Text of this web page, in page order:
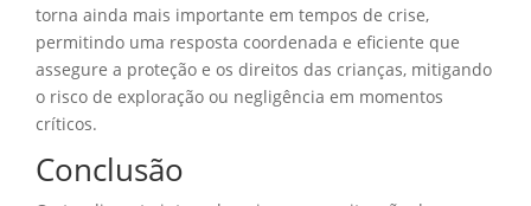
torna ainda mais importante em tempos de crise,
permitindo uma resposta coordenada e eficiente que
assegure a proteção e os direitos das crianças, mitigando
o risco de exploração ou negligência em momentos
críticos.
Conclusão